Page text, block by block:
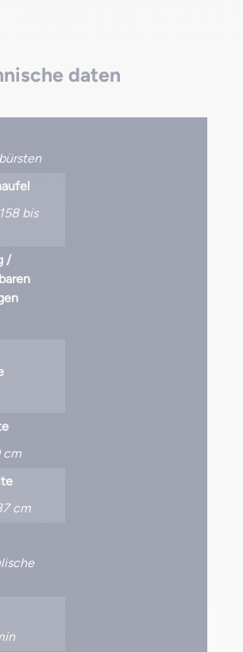
daten
bis
/
cm
cm